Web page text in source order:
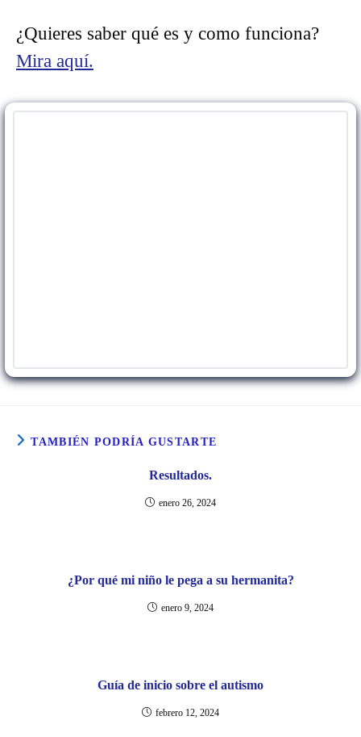
¿Quieres saber qué es y como funciona?
Mira aquí.
TAMBIÉN PODRÍA GUSTARTE
Resultados.
enero 26, 2024
¿Por qué mi niño le pega a su hermanita?
enero 9, 2024
Guía de inicio sobre el autismo
febrero 12, 2024